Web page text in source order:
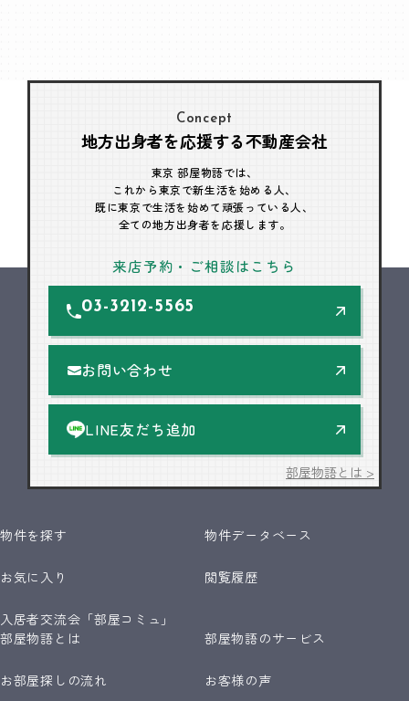
Concept
地方出身者を応援する不動産会社
東京 部屋物語では、
これから東京で新生活を始める人、
既に東京で生活を始めて頑張っている人、
全ての地方出身者を応援します。
来店予約・ご相談はこちら
03-3212-5565
お問い合わせ
LINE友だち追加
部屋物語とは >
物件を探す 物件データベース
お気に入り 閲覧履歴
入居者交流会「部屋コミュ」
部屋物語とは
部屋物語のサービス
お部屋探しの流れ お客様の声